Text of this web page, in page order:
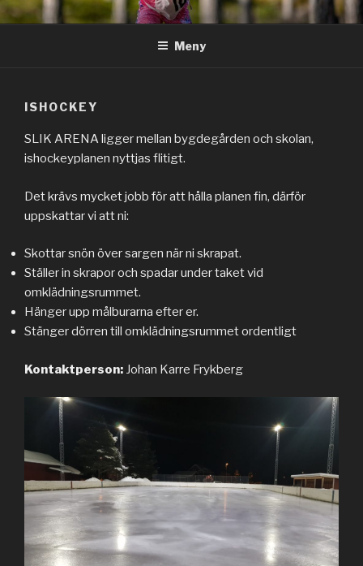
Hoppa
till
SLIK
Selja – Långlets IK
Meny
ISHOCKEY
SLIK ARENA ligger mellan bygdegården och skolan,
ishockeyplanen nyttjas flitigt.
Det krävs mycket jobb för att hålla planen fin, därför
uppskattar vi att ni:
Skottar snön över sargen när ni skrapat.
Ställer in skrapor och spadar under taket vid
omklädningsrummet.
Hänger upp målburarna efter er.
Stänger dörren till omklädningsrummet ordentligt
Kontaktperson: Johan Karre Frykberg